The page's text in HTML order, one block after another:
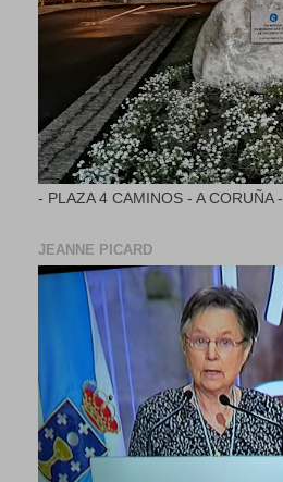
- PLAZA 4 CAMINOS - A CORUÑA -
JEANNE PICARD